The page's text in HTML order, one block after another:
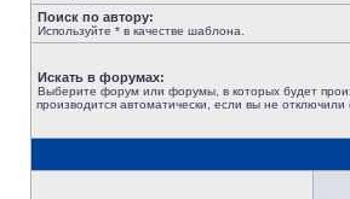
Поиск по автору:
Используйте * в качестве шаблона.
Искать в форумах:
Выберите форум или форумы, в которых будет
производится автоматически, если вы не